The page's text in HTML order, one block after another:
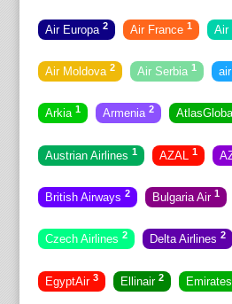
Air Europa 2 Air France 1 Air
Air Moldova 2 Air Serbia 1
Arkia 1 Armenia 2
Austrian Airlines 1 AZAL 1
British Airways 2 Bulgaria Air 1
Czech Airlines 2 Delta Airlines 2
EgyptAir 3 Ellinair 2 Emirates